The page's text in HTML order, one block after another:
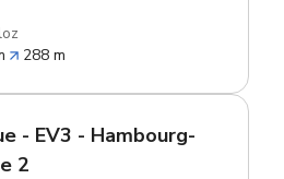
288 m
- EV3 - Hambourg-
2